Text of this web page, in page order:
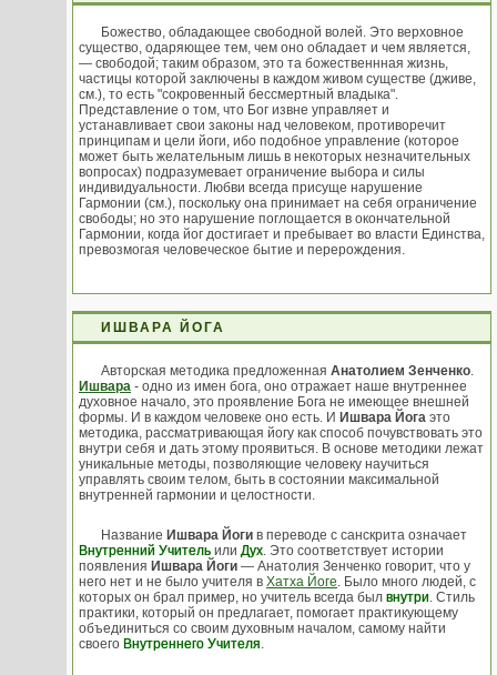
Божество, обладающее свободной волей. Это верховное
существо, одаряющее тем, чем оно обладает и чем является,
— свободой; таким образом, это та божественнная жизнь,
частицы которой заключены в каждом живом существе (дживе,
см.), то есть "сокровенный бессмертный владыка".
Представление о том, что Бог извне управляет и
устанавливает свои законы над человеком, противоречит
принципам и цели йоги, ибо подобное управление (которое
может быть желательным лишь в некоторых незначительных
вопросах) подразумевает ограничение выбора и силы
индивидуальности. Любви всегда присуще нарушение
Гармонии (см.), поскольку она принимает на себя ограничение
свободы; но это нарушение поглощается в окончательной
Гармонии, когда йог достигает и пребывает во власти Единства,
превозмогая человеческое бытие и перерождения.
ИШВАРА ЙОГА
Авторская методика предложенная Анатолием Зенченко.
Ишвара - одно из имен бога, оно отражает наше внутреннее
духовное начало, это проявление Бога не имеющее внешней
формы. И в каждом человеке оно есть. И Ишвара Йога это
методика, рассматривающая йогу как способ почувствовать это
внутри себя и дать этому проявиться. В основе методики лежат
уникальные методы, позволяющие человеку научиться
управлять своим телом, быть в состоянии максимальной
внутренней гармонии и целостности.
Название Ишвара Йоги в переводе с санскрита означает
Внутренний Учитель или Дух. Это соответствует истории
появления Ишвара Йоги — Анатолия Зенченко говорит, что у
него нет и не было учителя в Хатха Йоге. Было много людей, с
которых он брал пример, но учитель всегда был внутри. Стиль
практики, который он предлагает, помогает практикующему
объединиться со своим духовным началом, самому найти
своего Внутреннего Учителя.